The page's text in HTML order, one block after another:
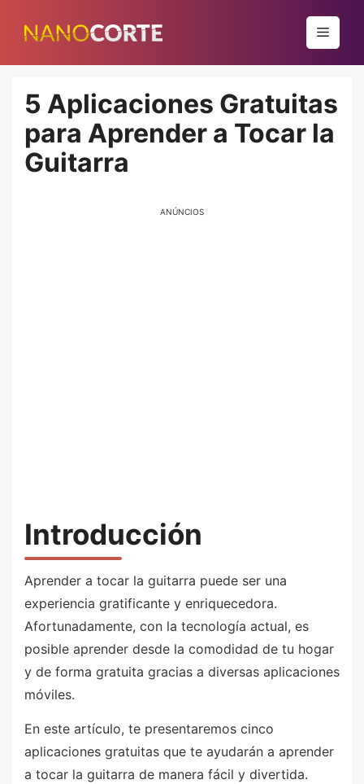
para
conteúdo
Menu
5 Aplicaciones Gratuitas
para Aprender a Tocar la
Guitarra
ANÚNCIOS
Introducción
Aprender a tocar la guitarra puede ser una
experiencia gratificante y enriquecedora.
Afortunadamente, con la tecnología actual, es
posible aprender desde la comodidad de tu hogar
y de forma gratuita gracias a diversas aplicaciones
móviles.
En este artículo, te presentaremos cinco
aplicaciones gratuitas que te ayudarán a aprender
a tocar la guitarra de manera fácil y divertida.